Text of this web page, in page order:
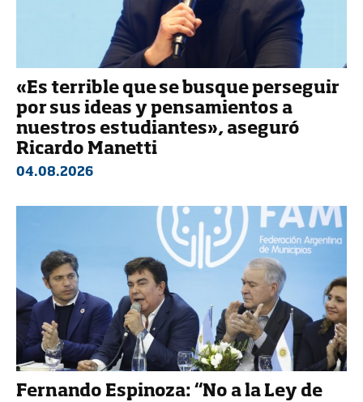
«Es terrible que se busque perseguir
por sus ideas y pensamientos a
nuestros estudiantes», aseguró
Ricardo Manetti
04.08.2026
Fernando Espinoza: “No a la Ley de